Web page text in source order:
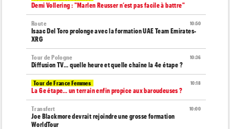
Demi Vollering : "Marlen Reusser n’est pas facile à battre"
10:50
Route
Isaac Del Toro prolonge avec la formation UAE Team Emirates-
XRG
10:36
Tour de Pologne
Diffusion TV... quelle heure et quelle chaîne la 4e étape ?
10:18
Tour de France Femmes
La 6e étape… un terrain enfin propice aux baroudeuses ?
10:00
Transfert
Joe Blackmore devrait rejoindre une grosse formation
WorldTour